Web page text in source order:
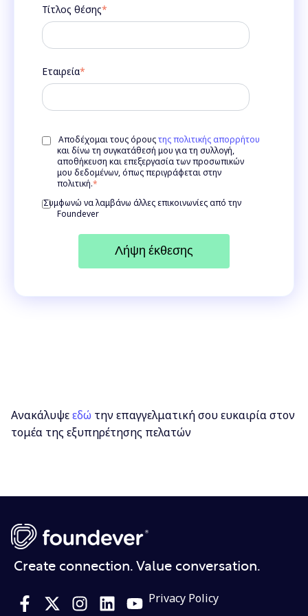
Τίτλος θέσης*
Εταιρεία*
Αποδέχομαι τους όρουςτης πολιτικής απορρήτου
και δίνω τη συγκατάθεσή μου για τη συλλογή,
αποθήκευση και επεξεργασία των προσωπικών
μου δεδομένων, όπως περιγράφεται στην
πολιτική.*
Συμφωνώ να λαμβάνω άλλες επικοινωνίες από την
Foundever
Ανακάλυψεεδώ την επαγγελματική σου ευκαιρία στον
τομέα της εξυπηρέτησης πελατών
Create connection. Value conversation.
Privacy Policy